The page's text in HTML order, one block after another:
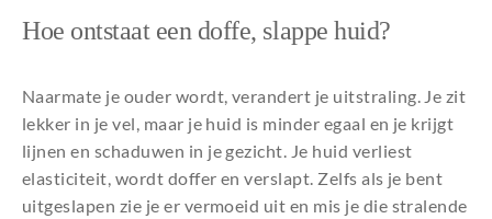
Hoe ontstaat een doffe, slappe huid?
Naarmate je ouder wordt, verandert je uitstraling. Je zit
lekker in je vel, maar je huid is minder egaal en je krijgt
lijnen en schaduwen in je gezicht. Je huid verliest
elasticiteit, wordt doffer en verslapt. Zelfs als je bent
uitgeslapen zie je er vermoeid uit en mis je die stralende